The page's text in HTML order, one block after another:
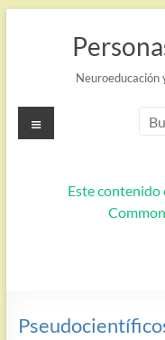
Neuroeducación
Este contenido
Menú